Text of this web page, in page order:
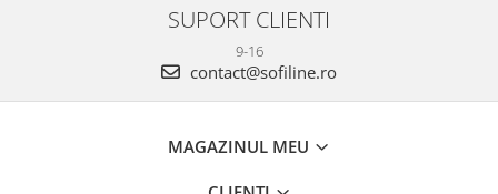
SUPORT CLIENTI
9-16
contact@sofiline.ro
MAGAZINUL MEU